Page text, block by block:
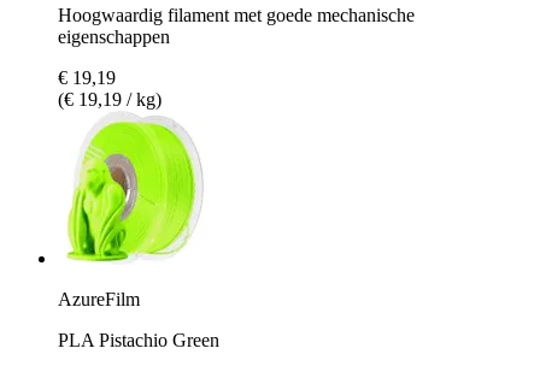
Hoogwaardig filament met goede mechanische
eigenschappen
€ 19,19
(€ 19,19 / kg)
AzureFilm
PLA Pistachio Green